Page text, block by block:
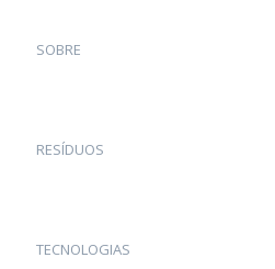
SOBRE
RESÍDUOS
TECNOLOGIAS
| Centro